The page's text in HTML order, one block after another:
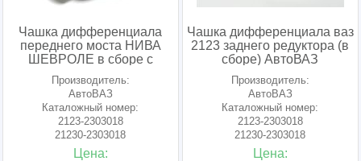
Чашка дифференциала
переднего моста НИВА
ШЕВРОЛЕ в сборе с
сателлитами 24 шлица
АвтоВаз
Производитель:
АвтоВАЗ
Каталожный номер:
2123-2303018
21230-2303018
212302303018
Цена:
Чашка дифференциала ваз
2123 заднего редуктора (в
сборе) АвтоВАЗ
Производитель:
АвтоВАЗ
Каталожный номер:
2123-2303018
21230-2303018
212302303018
Цена: